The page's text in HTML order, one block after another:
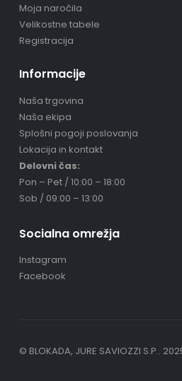
Moja naročila
Velikostne tabele
Registracija
Informacije
Naša trgovina
Naša ekipa
Splošni pogoji poslovanja
Lokacija in kontakt
Delovni čas:
Pon – Pet / 10:00 – 18:00
Sob / 09:00 – 13:00
Socialna omrežja
Instagram
Facebook
© BLOKADA, JURE SAVIOZZI S.P..